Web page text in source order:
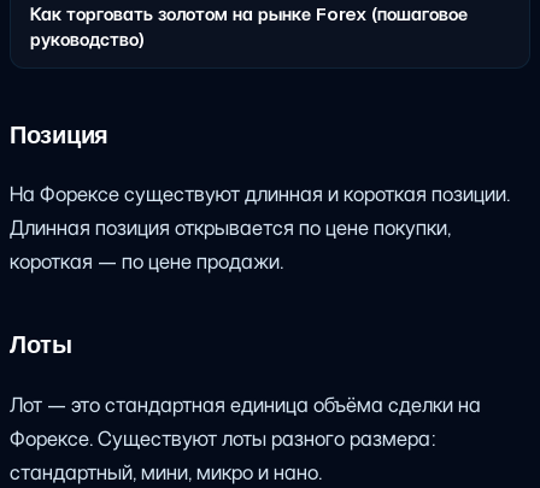
Как торговать золотом на рынке Forex (пошаговое
руководство)
Позиция
На Форексе существуют длинная и короткая позиции.
Длинная позиция открывается по цене покупки,
короткая — по цене продажи.
Лоты
Лот — это стандартная единица объёма сделки на
Форексе. Существуют лоты разного размера:
стандартный, мини, микро и нано.